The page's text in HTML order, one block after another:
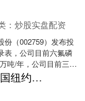
：炒股实盘配资
份（002759）发布投
表，公司目前六氟磷
吨/年，公司目前三个
持满负荷生产状
速盈策略 美国纽约州多个政府办公室收到炸弹威胁，此前怀俄明州议会大厦外曾出现可疑爆炸装置